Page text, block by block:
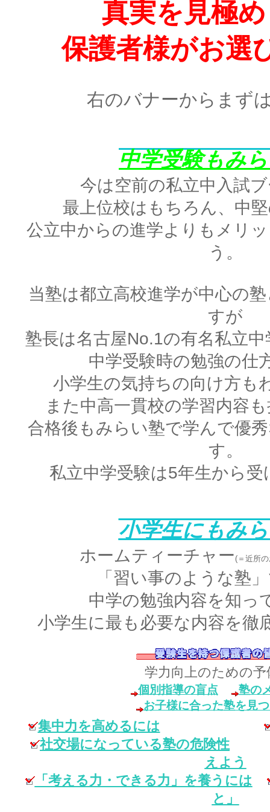
真実を見極
保護者様がお選
右のバナーからまず
中学受験もみ
今は空前の私立中入試
最上位校はもちろん、中
公立中からの進学よりもメリ
う。
当塾は都立高校進学が中心の
すが
塾長は名古屋No.1の有名私立中
中学受験時の勉強の仕
小学生の気持ちの向け方も
また中高一貫校の学習内容
合格後もみらい塾で学んで優
す。
私立中学受験は5年生から
小学生にもみ
ホームティーチャー(＝近所
「習い事のような塾
中学の勉強内容を知っ
小学生に最も必要な内容を徹
学力向上のための予
個別指導の盲点
塾の
お子様に合った塾を見
集中力を高めるには
社交場になっている塾の危険性
えよう
「考える力・できる力」を養うには
と」